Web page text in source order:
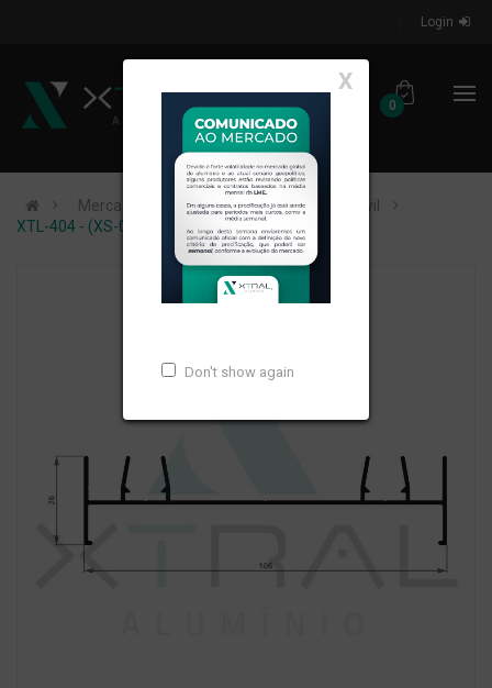
Login
0
X
Don't show again
Mercados de Atuação
Construção Civil
XTL-404 - (XS-013) - PESO LINEAR: 0,707kg/m